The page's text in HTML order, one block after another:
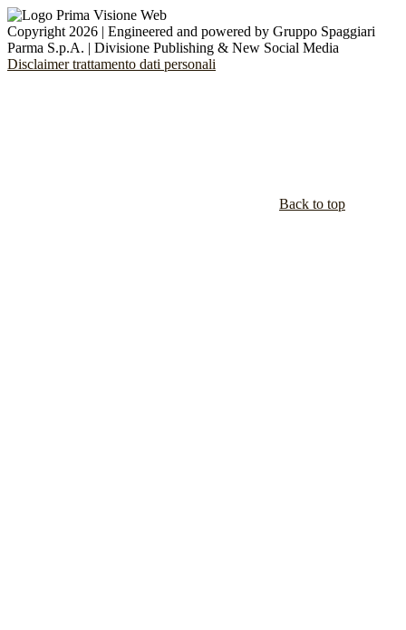
Copyright 2026 | Engineered and powered by Gruppo Spaggiari
Parma S.p.A. | Divisione Publishing & New Social Media
Disclaimer trattamento dati personali
Back to top